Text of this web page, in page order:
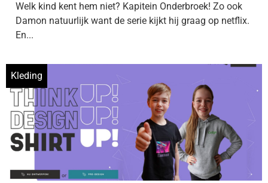
Welk kind kent hem niet? Kapitein Onderbroek! Zo ook
Damon natuurlijk want de serie kijkt hij graag op netflix.
En...
Kleding